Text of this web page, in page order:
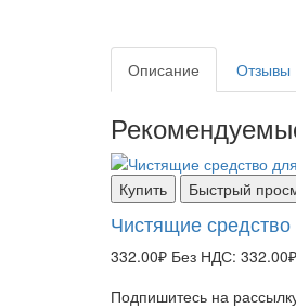
Описание Отзывы
Купить Быстрый
Чистящие
332.00₽ Без НДС: 332.00₽
Подпишитесь на